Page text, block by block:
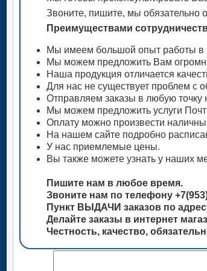
Звоните, пишите, мы обязательно
Преимуществами
Мы имеем большой опыт работы в
Мы можем предложить Вам
Наша продукция отличается
Для нас не существует проблем с
Отправляем заказы в любую
Мы можем предложить услуги
Оплату можно произвести
На нашем сайте подробно
У нас приемлемые цены.
Вы также можете узнать у наших
Пишите нам в любое время.
Звоните нам по телефону
Пункт ВЫДАЧИ заказов по
Делайте заказы в интернет
Честность, качество,